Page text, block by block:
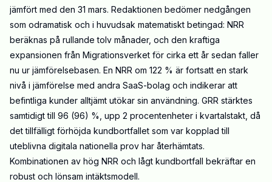
jämfört med den 31 mars. Redaktionen bedömer nedgången
som odramatisk och i huvudsak matematiskt betingad: NRR
beräknas på rullande tolv månader, och den kraftiga
expansionen från Migrationsverket för cirka ett år sedan faller
nu ur jämförelsebasen. En NRR om 122 % är fortsatt en stark
nivå i jämförelse med andra SaaS-bolag och indikerar att
befintliga kunder alltjämt utökar sin användning. GRR stärktes
samtidigt till 96 (96) %, upp 2 procentenheter i kvartalstakt, då
det tillfälligt förhöjda kundbortfallet som var kopplad till
uteblivna digitala nationella prov har återhämtats.
Kombinationen av hög NRR och lågt kundbortfall bekräftar en
robust och lönsam intäktsmodell.